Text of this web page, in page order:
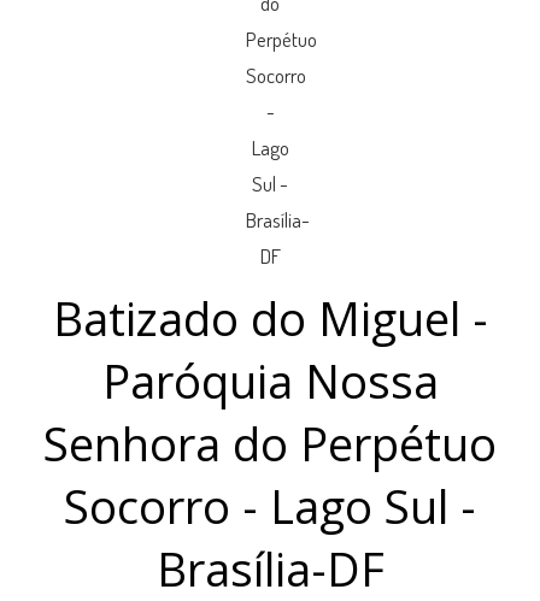
Batizado do Miguel -
Paróquia Nossa
Senhora do Perpétuo
Socorro - Lago Sul -
Brasília-DF